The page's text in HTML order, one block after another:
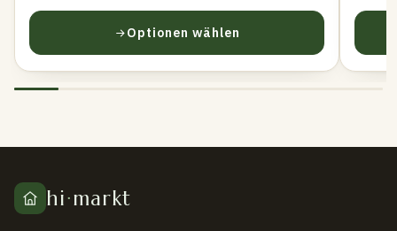
Optionen wählen
hi·markt